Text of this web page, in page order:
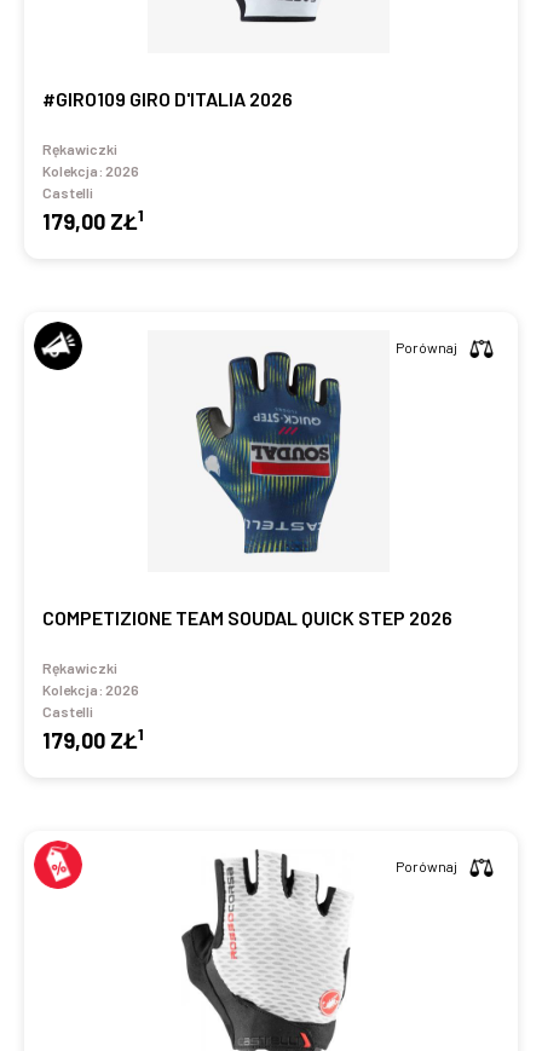
#GIRO109 GIRO D'ITALIA 2026
Rękawiczki
Kolekcja: 2026
Castelli
179,00 ZŁ1
COMPETIZIONE TEAM SOUDAL QUICK STEP 2026
Rękawiczki
Kolekcja: 2026
Castelli
179,00 ZŁ1
Porównaj
Porównaj